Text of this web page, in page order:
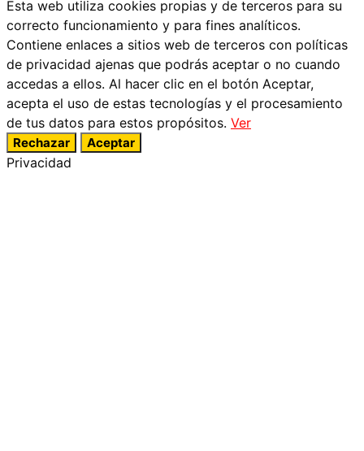
Esta web utiliza cookies propias y de terceros para su
correcto funcionamiento y para fines analíticos.
Contiene enlaces a sitios web de terceros con políticas
de privacidad ajenas que podrás aceptar o no cuando
accedas a ellos. Al hacer clic en el botón Aceptar,
acepta el uso de estas tecnologías y el procesamiento
de tus datos para estos propósitos. Ver
Rechazar Aceptar
Privacidad